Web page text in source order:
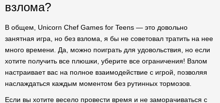
взлома?
В общем, Unicorn Chef Games for Teens — это довольно
занятная игра, но без взлома, я бы не советовал тратить на нее
много времени. Да, можно поиграть для удовольствия, но если
хотите получить все плюшки, уберите все ограничения! Взлом
настраивает вас на полное взаимодействие с игрой, позволяя
наслаждаться каждым моментом без рутинных тормозов.
Если вы хотите весело провести время и не заморачиваться с